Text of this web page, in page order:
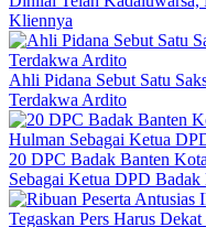
Kliennya
Ahli Pidana Sebut Satu
Terdakwa Ardito
20 DPC Badak Banten
Sebagai Ketua DPD